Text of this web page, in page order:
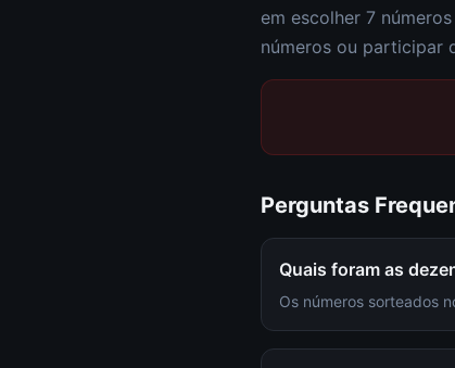
em escolher 7
números ou participar
Perguntas
Quais foram as
Os números sorteados